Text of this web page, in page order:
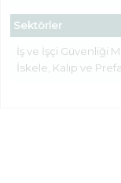
Sektörler
İş ve İşçi Güvenliği
İskele, Kalıp ve